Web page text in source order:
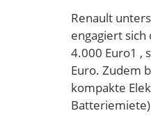
Renault
engagiert
4.000 Euro1 ,
Euro. Zudem
kompakte